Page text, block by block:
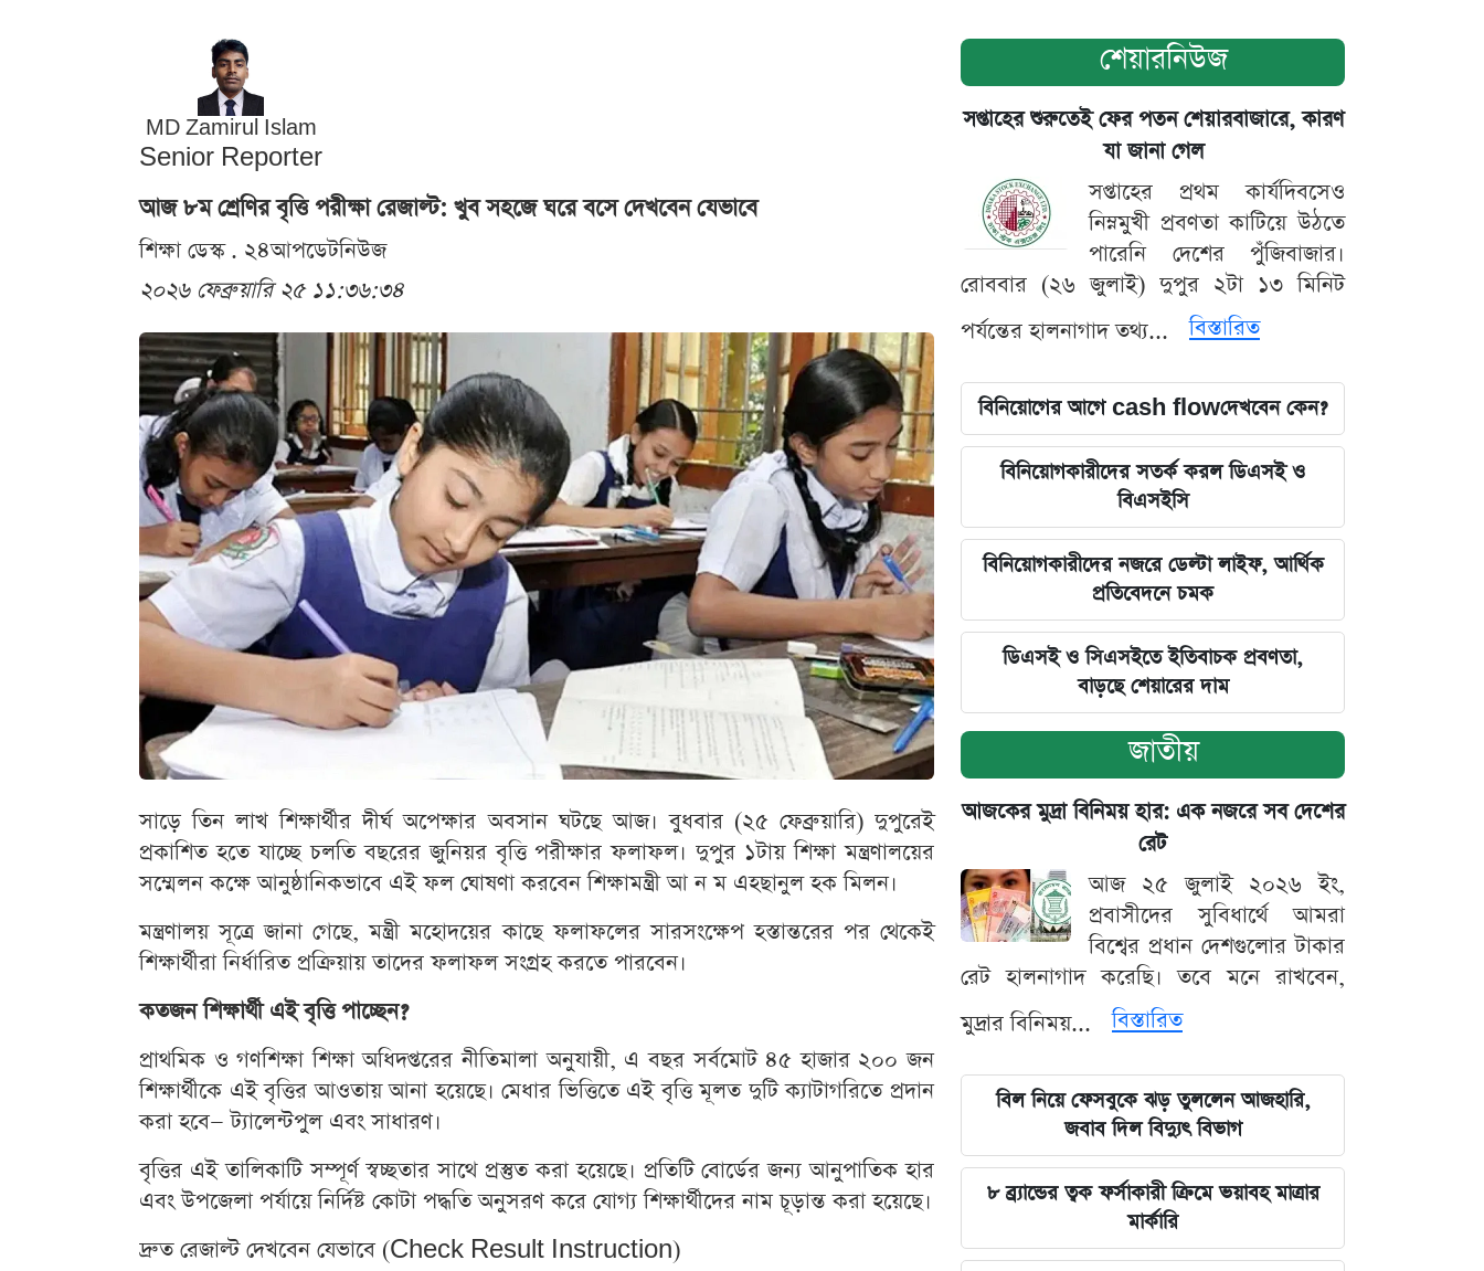
MD Zamirul Islam
Senior Reporter
আজ ৮ম শ্রেণির বৃত্তি পরীক্ষা রেজাল্ট: খুব সহজে ঘরে বসে দেখবেন যেভাবে
শিক্ষা ডেস্ক . ২৪আপডেটনিউজ
২০২৬ ফেব্রুয়ারি ২৫ ১১:৩৬:৩৪
সাড়ে তিন লাখ শিক্ষার্থীর দীর্ঘ অপেক্ষার অবসান ঘটছে আজ। বুধবার (২৫ ফেব্রুয়ারি) দুপুরেই
প্রকাশিত হতে যাচ্ছে চলতি বছরের জুনিয়র বৃত্তি পরীক্ষার ফলাফল। দুপুর ১টায় শিক্ষা মন্ত্রণালয়ের
সম্মেলন কক্ষে আনুষ্ঠানিকভাবে এই ফল ঘোষণা করবেন শিক্ষামন্ত্রী আ ন ম এহছানুল হক মিলন।
মন্ত্রণালয় সূত্রে জানা গেছে, মন্ত্রী মহোদয়ের কাছে ফলাফলের সারসংক্ষেপ হস্তান্তরের পর থেকেই
শিক্ষার্থীরা নির্ধারিত প্রক্রিয়ায় তাদের ফলাফল সংগ্রহ করতে পারবেন।
কতজন শিক্ষার্থী এই বৃত্তি পাচ্ছেন?
প্রাথমিক ও গণশিক্ষা শিক্ষা অধিদপ্তরের নীতিমালা অনুযায়ী, এ বছর সর্বমোট ৪৫ হাজার ২০০ জন
শিক্ষার্থীকে এই বৃত্তির আওতায় আনা হয়েছে। মেধার ভিত্তিতে এই বৃত্তি মূলত দুটি ক্যাটাগরিতে প্রদান
করা হবে— ট্যালেন্টপুল এবং সাধারণ।
বৃত্তির এই তালিকাটি সম্পূর্ণ স্বচ্ছতার সাথে প্রস্তুত করা হয়েছে। প্রতিটি বোর্ডের জন্য আনুপাতিক হার
এবং উপজেলা পর্যায়ে নির্দিষ্ট কোটা পদ্ধতি অনুসরণ করে যোগ্য শিক্ষার্থীদের নাম চূড়ান্ত করা হয়েছে।
দ্রুত রেজাল্ট দেখবেন যেভাবে (Check Result Instruction)
শেয়ারনিউজ
সপ্তাহের শুরুতেই ফের পতন শেয়ারবাজারে, কারণ
যা জানা গেল
সপ্তাহের প্রথম কার্যদিবসেও
নিম্নমুখী প্রবণতা কাটিয়ে উঠতে
পারেনি দেশের পুঁজিবাজার।
রোববার (২৬ জুলাই) দুপুর ২টা ১৩ মিনিট
পর্যন্তের হালনাগাদ তথ্য...
বিস্তারিত
বিনিয়োগের আগে cash flowদেখবেন কেন?
বিনিয়োগকারীদের সতর্ক করল ডিএসই ও
বিএসইসি
বিনিয়োগকারীদের নজরে ডেল্টা লাইফ, আর্থিক
প্রতিবেদনে চমক
ডিএসই ও সিএসইতে ইতিবাচক প্রবণতা,
বাড়ছে শেয়ারের দাম
জাতীয়
আজকের মুদ্রা বিনিময় হার: এক নজরে সব দেশের
রেট
আজ ২৫ জুলাই ২০২৬ ইং,
প্রবাসীদের সুবিধার্থে আমরা
বিশ্বের প্রধান দেশগুলোর টাকার
রেট হালনাগাদ করেছি। তবে মনে রাখবেন,
মুদ্রার বিনিময়...
বিস্তারিত
বিল নিয়ে ফেসবুকে ঝড় তুললেন আজহারি,
জবাব দিল বিদ্যুৎ বিভাগ
৮ ব্র্যান্ডের ত্বক ফর্সাকারী ক্রিমে ভয়াবহ মাত্রার
মার্কারি